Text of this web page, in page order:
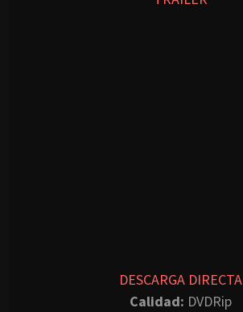
DESCARGA DIRECTA
Calidad: DVDRip